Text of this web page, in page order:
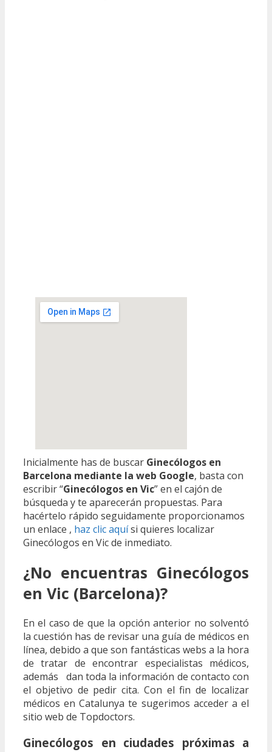
Inicialmente has de buscar Ginecólogos en
Barcelona mediante la web Google, basta con
escribir “Ginecólogos en Vic” en el cajón de
búsqueda y te aparecerán propuestas. Para
hacértelo rápido seguidamente proporcionamos
un enlace , haz clic aquísi quieres localizar
Ginecólogos en Vic de inmediato.
¿No encuentras Ginecólogos
en Vic (Barcelona)?
En el caso de que la opción anterior no solventó
la cuestión has de revisar una guía de médicos en
línea, debido a que son fantásticas webs a la hora
de tratar de encontrar especialistas médicos,
además dan toda la información de contacto con
el objetivo de pedir cita. Con el fin de localizar
médicos en Catalunya te sugerimos acceder a el
sitio web de Topdoctors.
Ginecólogos en ciudades próximas a